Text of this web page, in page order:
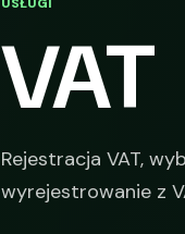
VAT
Rejestracja VAT,
wyrejestrowanie z